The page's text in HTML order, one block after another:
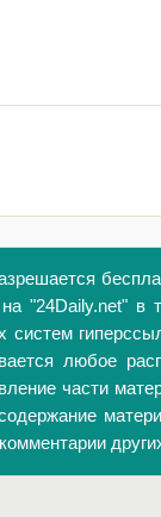
"24Daily.net" в
систем
любое
части